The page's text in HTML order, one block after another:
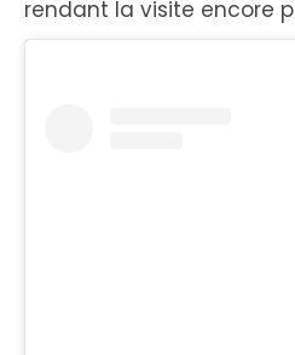
rendant la visite encore